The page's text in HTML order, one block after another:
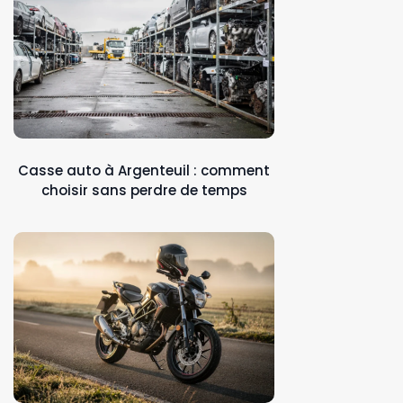
Casse auto à Argenteuil : comment
choisir sans perdre de temps